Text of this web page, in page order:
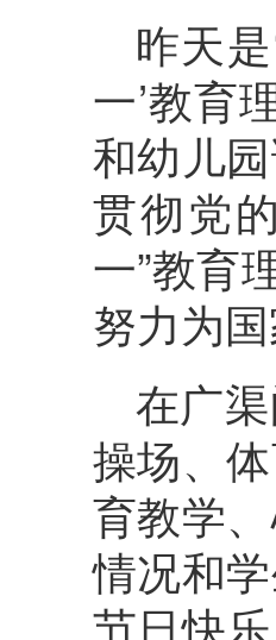
昨天
一’教育
和幼儿
贯彻党
一”教育
努力为
在广
操场、
育教学
情况和
节日快